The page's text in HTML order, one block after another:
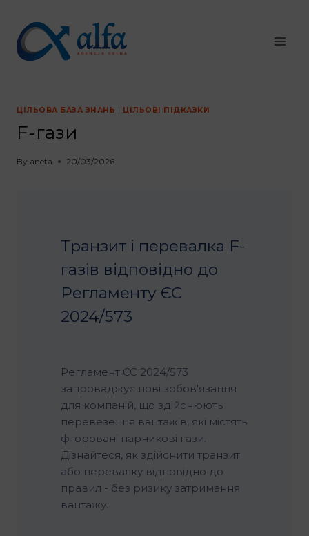
змісту
ЦІЛЬОВА БАЗА ЗНАНЬ | ЦІЛЬОВІ ПІДКАЗКИ
F-гази
By aneta 20/03/2026
Транзит і перевалка F-
газів відповідно до
Регламенту ЄС
2024/573
Регламент ЄС 2024/573
запроваджує нові зобов'язання
для компаній, що здійснюють
перевезення вантажів, які містять
фторовані парникові гази.
Дізнайтеся, як здійснити транзит
або перевалку відповідно до
правил - без ризику затримання
вантажу.